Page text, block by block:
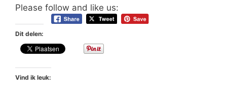
Please follow and like us:
Dit delen:
Vind ik leuk: